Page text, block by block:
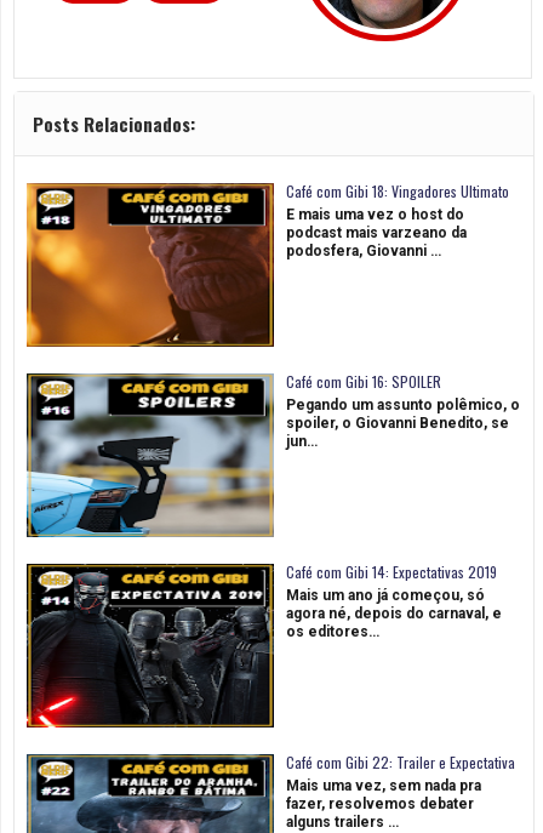
Posts Relacionados:
Café com Gibi 18: Vingadores Ultimato
E mais uma vez o host do
podcast mais varzeano da
podosfera, Giovanni …
Café com Gibi 16: SPOILER
Pegando um assunto polêmico, o
spoiler, o Giovanni Benedito, se
jun…
Café com Gibi 14: Expectativas 2019
Mais um ano já começou, só
agora né, depois do carnaval, e
os editores…
Café com Gibi 22: Trailer e Expectativa
Mais uma vez, sem nada pra
fazer, resolvemos debater
alguns trailers …